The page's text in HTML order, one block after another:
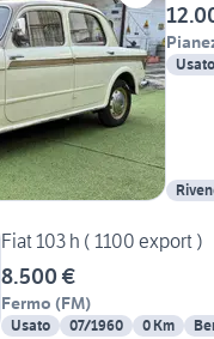
Usato
Fiat 103 h ( 1100 export )
8.500 €
Fermo (FM)
Usato 07/1960 0 Km